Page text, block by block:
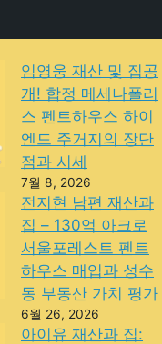
임영웅 재산 및 집공
개! 합정 메세나폴리
스 펜트하우스 하이
엔드 주거지의 장단
점과 시세
7월 8, 2026
전지현 남편 재산과
집 – 130억 아크로
서울포레스트 펜트
하우스 매입과 성수
동 부동산 가치 평가
6월 26, 2026
아이유 재산과 집: